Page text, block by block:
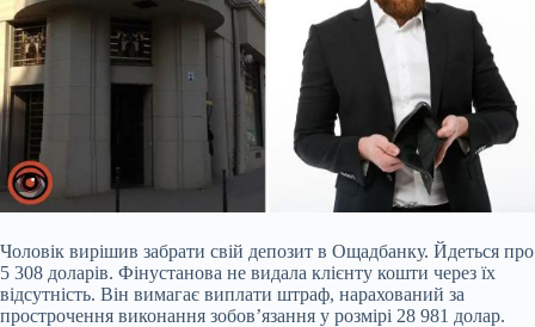
Чоловік вирішив забрати свій депозит в Ощадбанку. Йдеться про
5 308 доларів. Фінустанова не видала клієнту кошти через їх
відсутність. Він вимагає виплати штраф, нарахований за
прострочення виконання зобов’язання у розмірі 28 981 долар.